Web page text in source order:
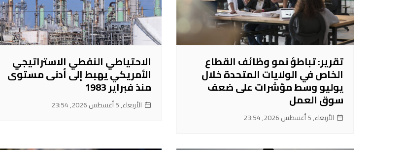
تقرير: تباطؤ نمو وظائف القطاع
الخاص في الولايات المتحدة خلال
يوليو وسط مؤشرات على ضعف
سوق العمل
الأربعاء, 5 أغسطس 2026, 23:54
الاحتياطي النفطي الاستراتيجي
الأمريكي يهبط إلى أدنى مستوى
منذ فبراير 1983
الأربعاء, 5 أغسطس 2026, 23:54